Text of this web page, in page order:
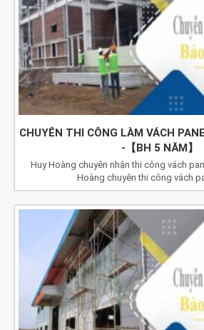
CHUYÊN THI CÔNG LÀM VÁCH
-【BH 5 NĂM】
Huy Hoàng chuyên nhận thi công vách
Hoàng chuyên thi công vách